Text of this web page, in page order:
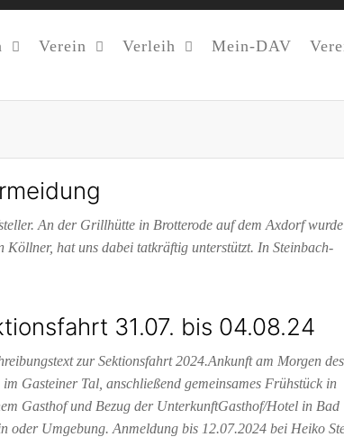
Verein Verleih Mein-DAV
An der Grillhütte in Brotterode auf dem Axdorf
Köllner, hat uns dabei tatkräftig unterstützt. In Steinbach-
31.07. bis 04.08.24
zur Sektionsfahrt 2024.Ankunft am Morgen des
im Gasteiner Tal, anschließend gemeinsames Frühstück in
Gasthof und Bezug der UnterkunftGasthof/Hotel in Bad
oder Umgebung. Anmeldung bis 12.07.2024 bei Heiko